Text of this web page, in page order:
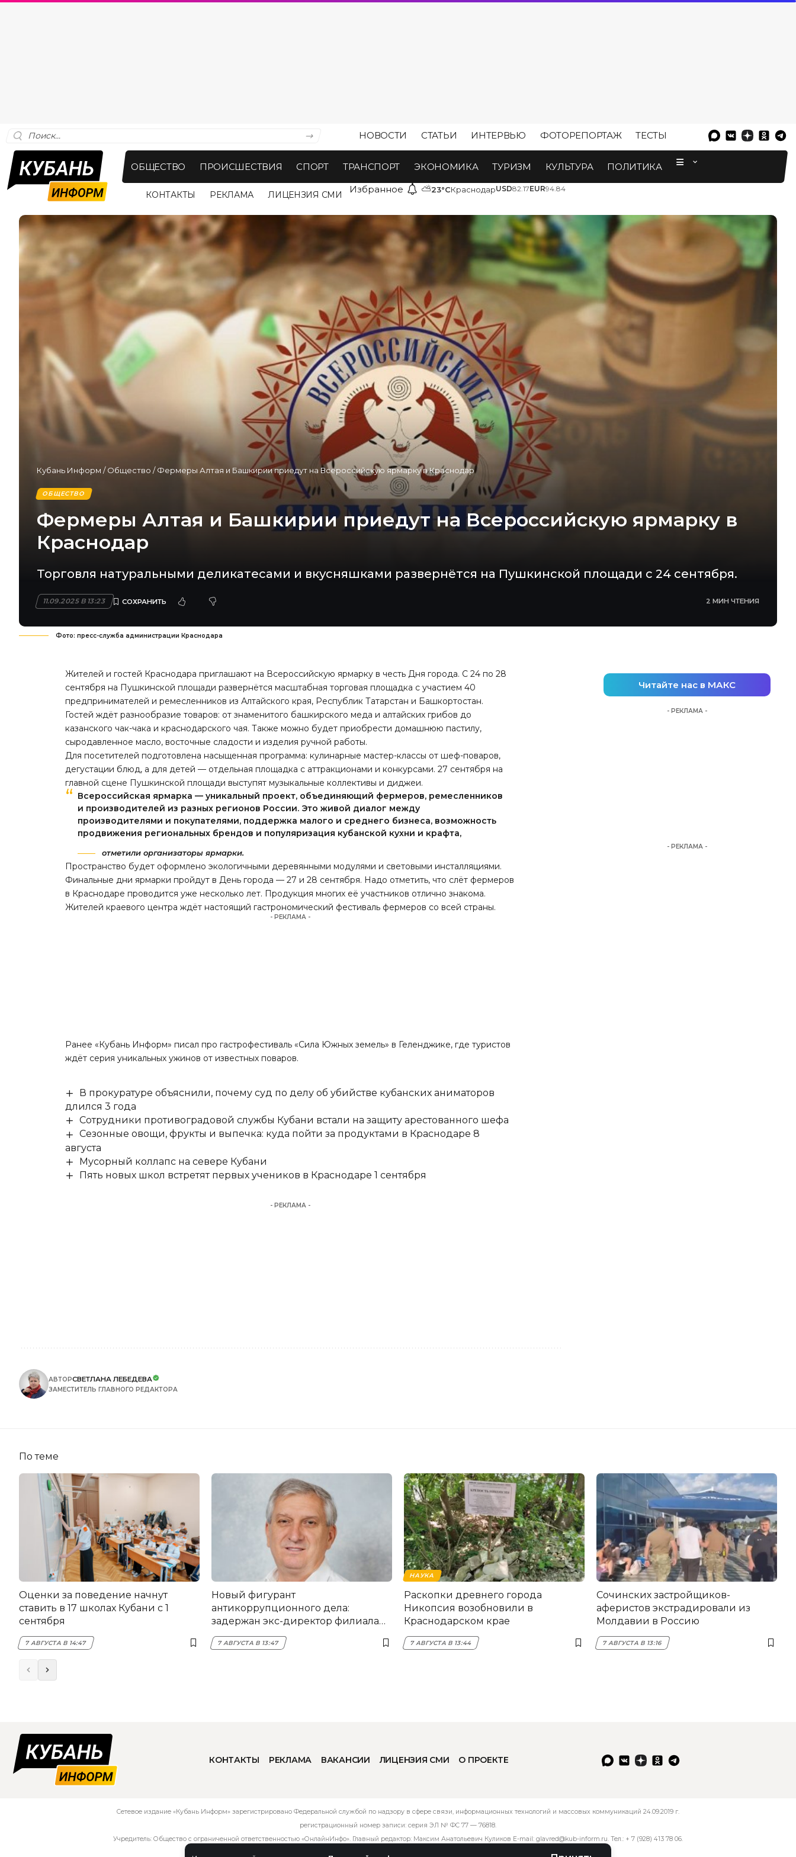
НОВОСТИ СТАТЬИ ИНТЕРВЬЮ ФОТОРЕПОРТАЖ ТЕСТЫ
ОБЩЕСТВО ПРОИСШЕСТВИЯ СПОРТ ТРАНСПОРТ ЭКОНОМИКА ТУРИЗМ КУЛЬТУРА ПОЛИТИКА
КОНТАКТЫ РЕКЛАМА ЛИЦЕНЗИЯ СМИ Избранное ⛅23°CКраснодарUSD82.17EUR94.84
Кубань Информ /Общество /Фермеры Алтая и Башкирии приедут на Всероссийскую ярмарку в Краснодар
ОБЩЕСТВО
Фермеры Алтая и Башкирии приедут на Всероссийскую ярмарку в
Краснодар
Торговля натуральными деликатесами и вкусняшками развернётся на Пушкинской площади с 24 сентября.
11.09.2025 В 13:23 2 МИН ЧТЕНИЯ
Фото: пресс-служба администрации Краснодара
Жителей и гостей Краснодара приглашают на Всероссийскую ярмарку в честь Дня города. С 24 по 28
сентября на Пушкинской площади развернётся масштабная торговая площадка с участием 40
предпринимателей и ремесленников из Алтайского края, Республик Татарстан и Башкортостан.
Гостей ждёт разнообразие товаров: от знаменитого башкирского меда и алтайских грибов до
казанского чак-чака и краснодарского чая. Также можно будет приобрести домашнюю пастилу,
сыродавленное масло, восточные сладости и изделия ручной работы.
Для посетителей подготовлена насыщенная программа: кулинарные мастер-классы от шеф-поваров,
дегустации блюд, а для детей — отдельная площадка с аттракционами и конкурсами. 27 сентября на
главной сцене Пушкинской площади выступят музыкальные коллективы и диджеи.
Всероссийская ярмарка — уникальный проект, объединяющий фермеров, ремесленников
и производителей из разных регионов России. Это живой диалог между
производителями и покупателями, поддержка малого и среднего бизнеса, возможность
продвижения региональных брендов и популяризация кубанской кухни и крафта,
отметили организаторы ярмарки.
Пространство будет оформлено экологичными деревянными модулями и световыми инсталляциями.
Финальные дни ярмарки пройдут в День города — 27 и 28 сентября. Надо отметить, что слёт фермеров
в Краснодаре проводится уже несколько лет. Продукция многих её участников отлично знакома.
Жителей краевого центра ждёт настоящий гастрономический фестиваль фермеров со всей страны.
- РЕКЛАМА -
Ранее «Кубань Информ» писал про гастрофестиваль «Сила Южных земель» в Геленджике, где туристов
ждёт серия уникальных ужинов от известных поваров.
В прокуратуре объяснили, почему суд по делу об убийстве кубанских аниматоров
длился 3 года
Сотрудники противоградовой службы Кубани встали на защиту арестованного шефа
Сезонные овощи, фрукты и выпечка: куда пойти за продуктами в Краснодаре 8
августа
Мусорный коллапс на севере Кубани
Пять новых школ встретят первых учеников в Краснодаре 1 сентября
- РЕКЛАМА -
АВТОРСВЕТЛАНА ЛЕБЕДЕВА
ЗАМЕСТИТЕЛЬ ГЛАВНОГО РЕДАКТОРА
Читайте нас в МАКС
- РЕКЛАМА -
- РЕКЛАМА -
По теме
Оценки за поведение начнут
ставить в 17 школах Кубани с 1
сентября
7 АВГУСТА В 14:47
Новый фигурант
антикоррупционного дела:
задержан экс-директор филиала
НЭСК Крымска
7 АВГУСТА В 13:47
НАУКА
Раскопки древнего города
Никопсия возобновили в
Краснодарском крае
7 АВГУСТА В 13:44
Сочинских застройщиков-
аферистов экстрадировали из
Молдавии в Россию
7 АВГУСТА В 13:16
КОНТАКТЫ РЕКЛАМА ВАКАНСИИ ЛИЦЕНЗИЯ СМИ О ПРОЕКТЕ
Сетевое издание «Кубань Информ» зарегистрировано Федеральной службой по надзору в сфере связи, информационных технологий и массовых коммуникаций 24.09.2019 г.
регистрационный номер записи: серия ЭЛ № ФС 77 — 76818.
Учредитель: Общество с ограниченной ответственностью «ОнлайнИнфо». Главный редактор: Максим Анатольевич Куликов E-mail: glavred@kub-inform.ru. Тел.: + 7 (928) 413 78 06.